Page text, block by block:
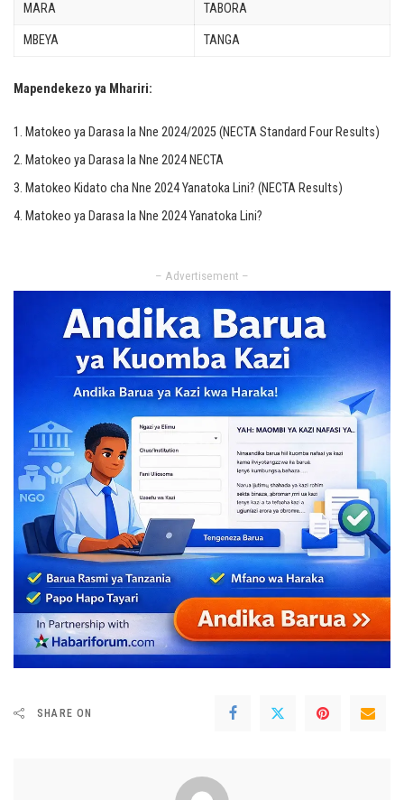
MARA TABORA
MBEYA TANGA
Mapendekezo ya Mhariri:
Matokeo ya Darasa la Nne 2024/2025 (NECTA Standard Four Results)
Matokeo ya Darasa la Nne 2024 NECTA
Matokeo Kidato cha Nne 2024 Yanatoka Lini? (NECTA Results)
Matokeo ya Darasa la Nne 2024 Yanatoka Lini?
– Advertisement –
SHARE ON